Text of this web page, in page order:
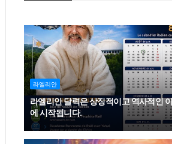
라엘리안
라엘리안 달력은 상징적이고 역사적인
에 시작됩니다.